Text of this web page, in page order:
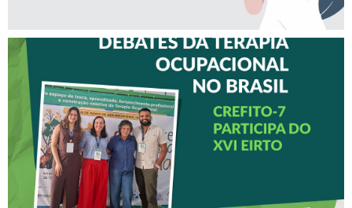
A BAHIA NOS DEBATES DA
TERAPIA OCUPACIONAL NO
BRASIL – CREFITO-7
PARTICIPA DO XVI EIRTO